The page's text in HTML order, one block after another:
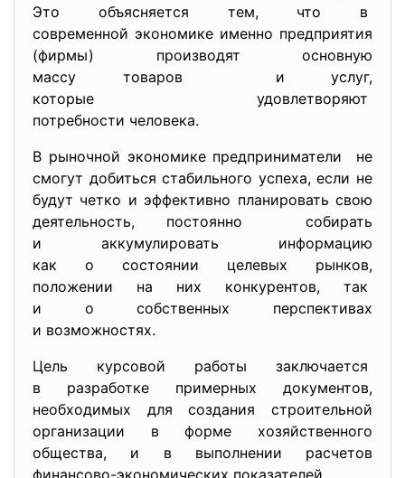
Это объясняется тем, что в
современной экономике именно предприятия
(фирмы) производят основную
массу товаров и услуг,
которые удовлетворяют
потребности человека.
В рыночной экономике предприниматели не
смогут добиться стабильного успеха, если не
будут четко и эффективно планировать свою
деятельность, постоянно собирать
и аккумулировать информацию
как о состоянии целевых рынков,
положении на них конкурентов, так
и о собственных перспективах
и возможностях.
Цель курсовой работы заключается
в разработке примерных документов,
необходимых для создания строительной
организации в форме хозяйственного
общества, и в выполнении расчетов
финансово-экономических показателей.